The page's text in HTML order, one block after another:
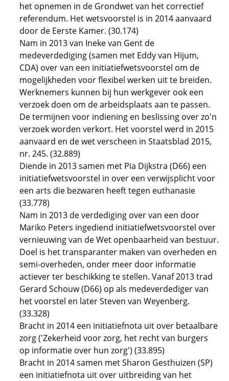
het opnemen in de Grondwet van het correctief
referendum. Het wetsvoorstel is in 2014 aanvaard
door de Eerste Kamer. (30.174)
Nam in 2013 van Ineke van Gent de
medeverdediging (samen met Eddy van Hijum,
CDA) over van een initiatiefwetsvoorstel om de
mogelijkheden voor flexibel werken uit te breiden.
Werknemers kunnen bij hun werkgever ook een
verzoek doen om de arbeidsplaats aan te passen.
De termijnen voor indiening en beslissing over zo'n
verzoek worden verkort. Het voorstel werd in 2015
aanvaard en de wet verscheen in Staatsblad 2015,
nr. 245. (32.889)
Diende in 2013 samen met Pia Dijkstra (D66) een
initiatiefwetsvoorstel in over een verwijsplicht voor
een arts die bezwaren heeft tegen euthanasie
(33.778)
Nam in 2013 de verdediging over van een door
Mariko Peters ingediend initiatiefwetsvoorstel over
vernieuwing van de Wet openbaarheid van bestuur.
Doel is het transparanter maken van overheden en
semi-overheden, onder meer door informatie
actiever ter beschikking te stellen. Vanaf 2013 trad
Gerard Schouw (D66) op als medeverdediger van
het voorstel en later Steven van Weyenberg.
(33.328)
Bracht in 2014 een initiatiefnota uit over betaalbare
zorg ('Zekerheid voor zorg, het recht van burgers
op informatie over hun zorg') (33.895)
Bracht in 2014 samen met Sharon Gesthuizen (SP)
een initiatiefnota uit over uitbreiding van het